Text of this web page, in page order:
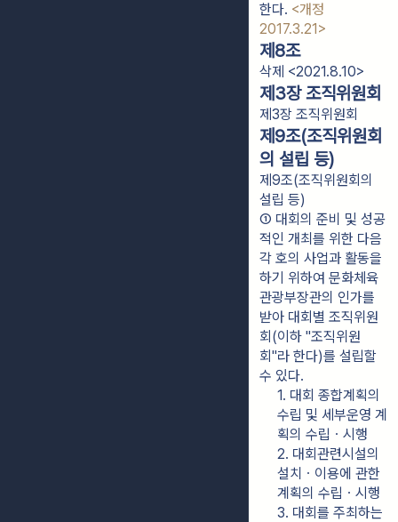
한다. <개정
2017.3.21>
제8조
삭제 <2021.8.10>
제3장 조직위원회
제3장 조직위원회
제9조(조직위원회
의 설립 등)
제9조(조직위원회의
설립 등)
① 대회의 준비 및 성공
적인 개최를 위한 다음
각 호의 사업과 활동을
하기 위하여 문화체육
관광부장관의 인가를
받아 대회별 조직위원
회(이하 "조직위원
회"라 한다)를 설립할
수 있다.
1. 대회 종합계획의
수립 및 세부운영 계
획의 수립ㆍ시행
2. 대회관련시설의
설치ㆍ이용에 관한
계획의 수립ㆍ시행
3. 대회를 주최하는